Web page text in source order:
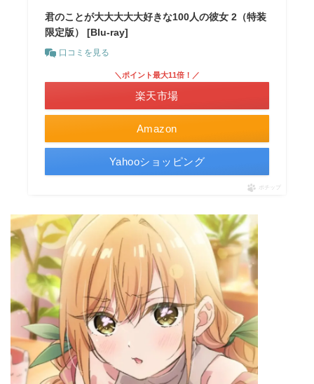
君のことが大大大大大好きな100人の彼女 2（特装
限定版） [Blu-ray]
口コミを見る
Amazon
＼ポイント最大11倍！／
楽天市場
Yahooショッピング
ポチップ